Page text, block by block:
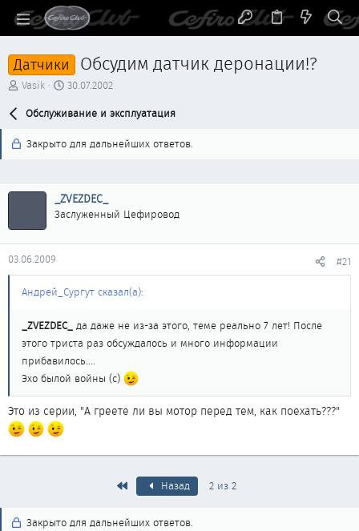
Датчики Обсудим датчик деронации!?
А
р
Vasik
Д
т
н
л
а
30.07.2002
Обслуживание и эксплуатация
Закрыто для дальнейших ответов.
_ZVEZDEC_
Заслуженный Цефировод
03.06.2009 #21
Андрей_Сургут сказал(а):
_ZVEZDEC_ да даже не из-за этого, теме реально 7 лет! После
этого триста раз обсуждалось и много информации
прибавилось....
Эхо былой войны (с)
Это из серии, "А греете ли вы мотор перед тем, как поехать???"
ПервыйНазад 2 из 2
Закрыто для дальнейших ответов.